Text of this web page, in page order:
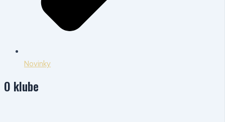
Novinky
O klube